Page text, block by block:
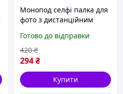
Монопод селфі палка для
фото з дистанційним
телефона з пультом
Borofone
Готово до відправки
294₴
420 ₴
Купити